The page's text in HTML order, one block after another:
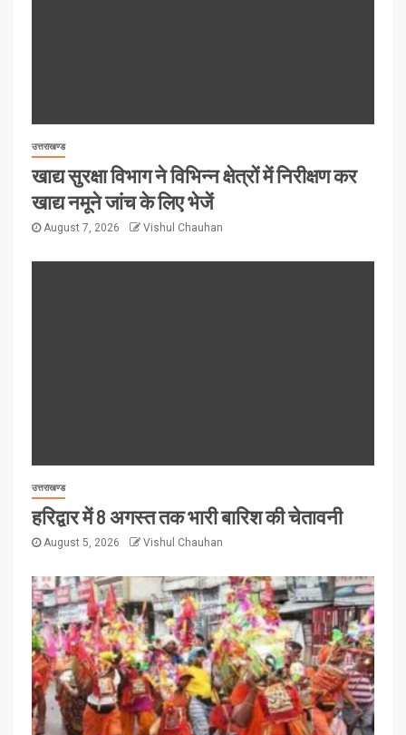
उत्तराखण्ड
खाद्य सुरक्षा विभाग ने विभिन्न क्षेत्रों में निरीक्षण कर
खाद्य नमूने जांच के लिए भेजें
August 7, 2026 Vishul Chauhan
उत्तराखण्ड
हरिद्वार में 8 अगस्त तक भारी बारिश की चेतावनी
August 5, 2026 Vishul Chauhan